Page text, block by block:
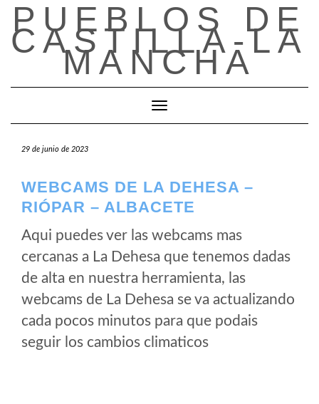
Saltar
contenido
PUEBLOS DE
CASTILLA-LA
MANCHA
Cambiar modo de navegación
29 de junio de 2023
WEBCAMS DE LA DEHESA –
RIÓPAR – ALBACETE
Aqui puedes ver las webcams mas
cercanas a La Dehesa que tenemos dadas
de alta en nuestra herramienta, las
webcams de La Dehesa se va actualizando
cada pocos minutos para que podais
seguir los cambios climaticos